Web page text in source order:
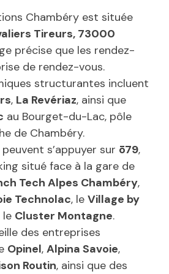
Chambéry est située
Tireurs, 73000
précise que les rendez-
de rendez-vous.
structurantes incluent
, La Revériaz, ainsi que
au Bourget-du-Lac, pôle
de Chambéry.
s’appuyer sur ō79,
situé face à la gare de
Tech Alpes Chambéry,
Technolac, le Village by
le Cluster Montagne.
des entreprises
Opinel, Alpina Savoie,
Routin, ainsi que des